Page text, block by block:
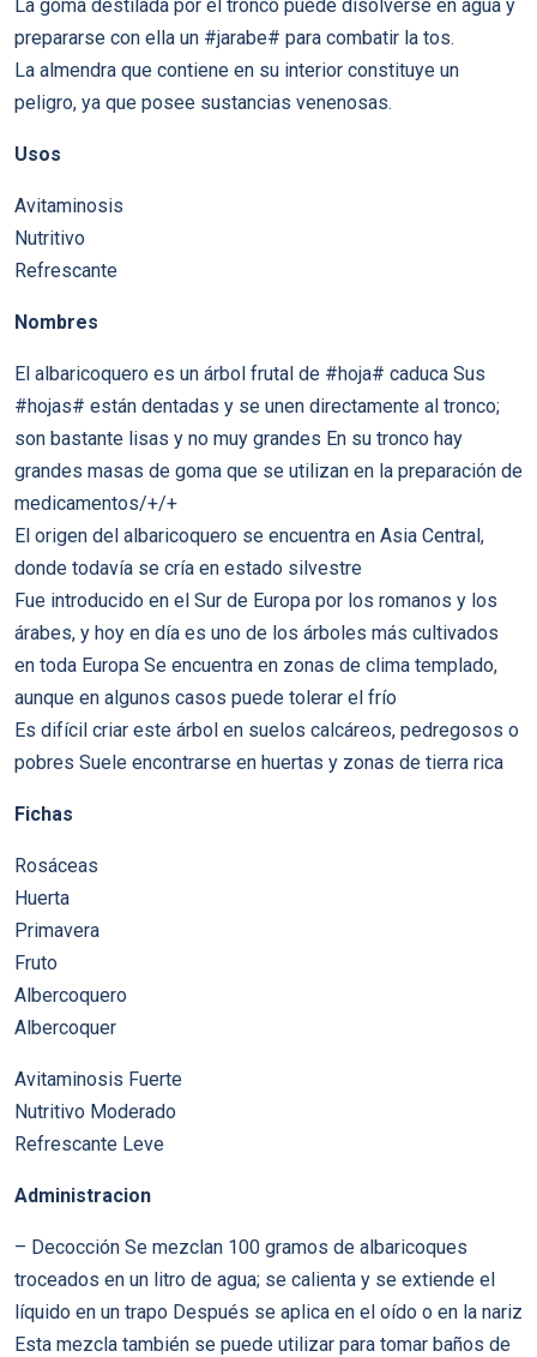
La goma destilada por el tronco puede disolverse en agua y
prepararse con ella un #jarabe# para combatir la tos.
La almendra que contiene en su interior constituye un
peligro, ya que posee sustancias venenosas.
Usos
Avitaminosis
Nutritivo
Refrescante
Nombres
El albaricoquero es un árbol frutal de #hoja# caduca Sus
#hojas# están dentadas y se unen directamente al tronco;
son bastante lisas y no muy grandes En su tronco hay
grandes masas de goma que se utilizan en la preparación de
medicamentos/+/+
El origen del albaricoquero se encuentra en Asia Central,
donde todavía se cría en estado silvestre
Fue introducido en el Sur de Europa por los romanos y los
árabes, y hoy en día es uno de los árboles más cultivados
en toda Europa Se encuentra en zonas de clima templado,
aunque en algunos casos puede tolerar el frío
Es difícil criar este árbol en suelos calcáreos, pedregosos o
pobres Suele encontrarse en huertas y zonas de tierra rica
Fichas
Rosáceas
Huerta
Primavera
Fruto
Albercoquero
Albercoquer
Avitaminosis Fuerte
Nutritivo Moderado
Refrescante Leve
Administracion
– Decocción Se mezclan 100 gramos de albaricoques
troceados en un litro de agua; se calienta y se extiende el
líquido en un trapo Después se aplica en el oído o en la nariz
Esta mezcla también se puede utilizar para tomar baños de